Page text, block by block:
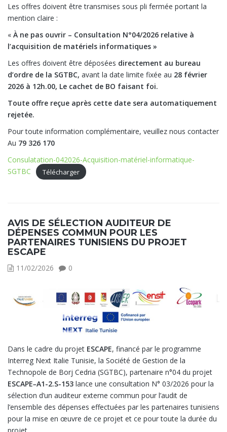
Les offres doivent être transmises sous pli fermée portant la
mention claire :
« À ne pas ouvrir – Consultation N°04/2026 relative à
l’acquisition de matériels informatiques »
Les offres doivent être déposées directement au bureau
d’ordre de la SGTBC, avant la date limite fixée au 28 février
2026 à 12h.00, Le cachet de BO faisant foi.
Toute offre reçue après cette date sera automatiquement
rejetée.
Pour toute information complémentaire, veuillez nous contacter
Au 79 326 170
Consulatation-042026-Acquisition-matériel-informatique-
SGTBC
Télécharger
AVIS DE SÉLECTION AUDITEUR DE
DÉPENSES COMMUN POUR LES
PARTENAIRES TUNISIENS DU PROJET
ESCAPE
11/02/2026 0
Dans le cadre du projet ESCAPE, financé par le programme
Interreg Next Italie Tunisie, la Société de Gestion de la
Technopole de Borj Cedria (SGTBC), partenaire n°04 du projet
ESCAPE–A1-2.S-153 lance une consultation N° 03/2026 pour la
sélection d’un auditeur externe commun pour l’audit de
l’ensemble des dépenses effectuées par les partenaires tunisiens
pour la mise en œuvre de ce projet et ce pour toute la durée du